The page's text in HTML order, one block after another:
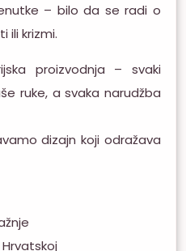
– bilo da se radi o
ili krizmi.
proizvodnja – svaki
ruke, a svaka narudžba
dizajn koji odražava